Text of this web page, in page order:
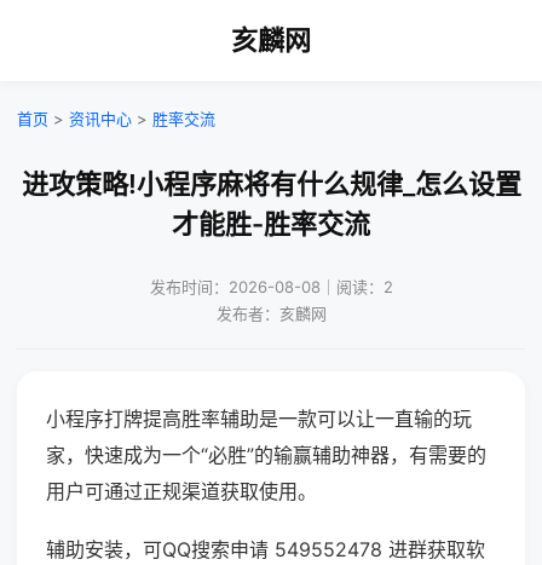
亥麟网
首页 > 资讯中心 > 胜率交流
进攻策略!小程序麻将有什么规律_怎么设置
才能胜-胜率交流
发布时间：2026-08-08｜阅读：2
发布者：亥麟网
小程序打牌提高胜率辅助是一款可以让一直输的玩
家，快速成为一个“必胜”的输赢辅助神器，有需要的
用户可通过正规渠道获取使用。
辅助安装，可QQ搜索申请 549552478 进群获取软